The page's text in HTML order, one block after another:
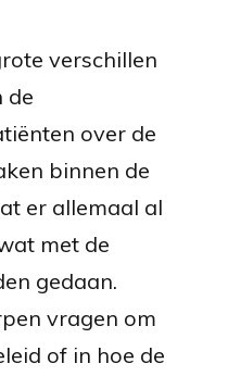
verschillen
de
over de
binnen de
er allemaal al
met de
gedaan.
vragen om
of in hoe de